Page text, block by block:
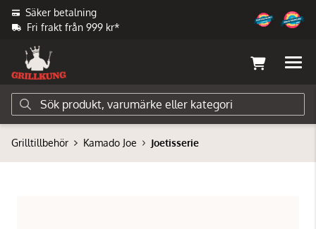
Säker betalning
Fri frakt från 999 kr*
Grilltillbehör Kamado Joe Joetisserie